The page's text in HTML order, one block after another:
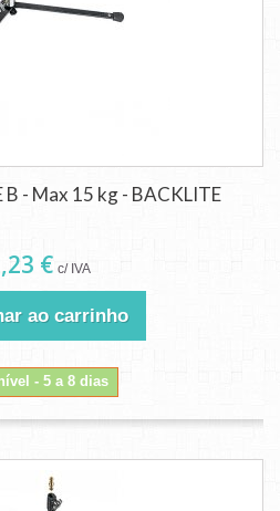
B - Max 15 kg - BACKLITE
€ c/ IVA
ao carrinho
- 5 a 8 dias